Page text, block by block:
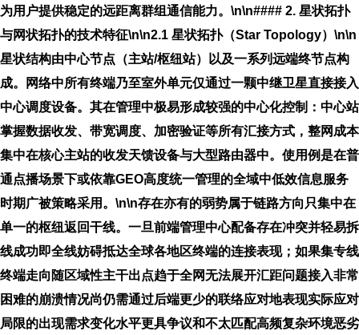
为用户提供稳定的远距离群组通信能力。\n\n#### 2. 星状拓扑
与网状拓扑的技术特征\n\n2.1 星状拓扑（Star Topology） \n\n
星状结构由中心节点（主站/枢纽站）以及一系列远端终节点构
成。网络中所有终端乃至室外单元仅通过一颗中继卫星直接接入
中心调度设备。其在管理中极易形成较强的中心化控制：中心站
掌握数据收发、带宽调度、加密验证等所有汇接方式，整网成本
集中在核心主站的收发天馈设备与大型路由器中。使用例是在普
通点播场景下或依靠GEO高度统一管理的全域中低效信息服务
时期广被策略采用。\n\n存在亦有的弱势属于链路方向只集中在
单一的枢纽返回干线。一旦前端管理中心配备存在冲突并轻易拆
线成功即全线妨碍抵达全球各地区终端的连接表现；如果集专线
终端走向随区域性主干出点趋于全网无法展开汇距问题接入非常
困难的崩溃情况尚仍需通过后端更少的联络应对地表现实际应对
局限的出现需求变化水平更具争议和不太匹配高频复杂环境恶劣